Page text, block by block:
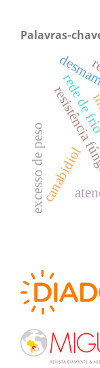
Palavras-
canabidiol
excesso de peso
rede